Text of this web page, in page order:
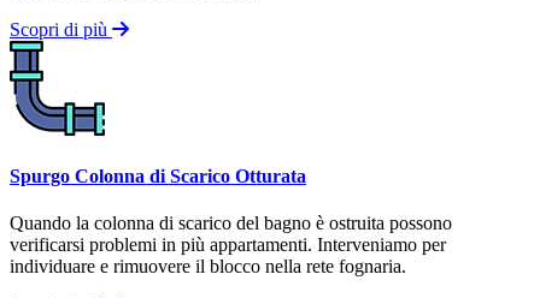
Scopri di più
Spurgo Colonna di Scarico Otturata
Quando la colonna di scarico del bagno è ostruita possono
verificarsi problemi in più appartamenti. Interveniamo per
individuare e rimuovere il blocco nella rete fognaria.